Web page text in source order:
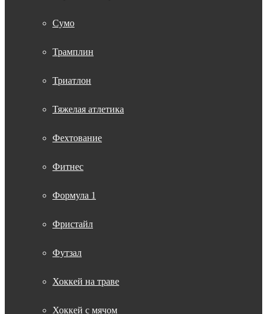
Сумо
Трамплин
Триатлон
Тяжелая атлетика
Фехтование
Фитнес
Формула 1
Фристайл
Футзал
Хоккей на траве
Хоккей с мячом